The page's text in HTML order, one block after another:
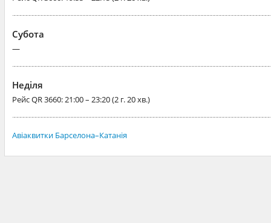
Субота
—
Неділя
РейсQR 3660: 21:00 – 23:20 (2 г. 20 хв.)
Авіаквитки Барселона–Катанія